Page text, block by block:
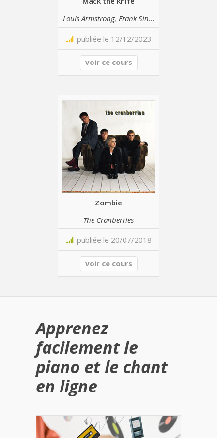
Louis Armstrong, Frank Sinatra, Bobby Darin
publiée le 12/12/2023
voir ce cours
Zombie
The Cranberries
publiée le 20/07/2018
voir ce cours
Apprenez
facilement le
piano et le chant
en ligne